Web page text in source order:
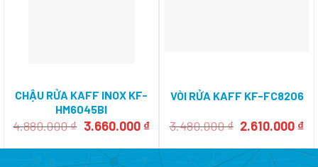
CHẬU RỬA KAFF INOX KF-
HM6045BI
4.880.000₫ Giá
là:
3.660.000 ₫Giá
tại
VÒI RỬA KAFF KF-FC8206
3.480.000₫ Giá
là:
2.610.000 ₫
tại